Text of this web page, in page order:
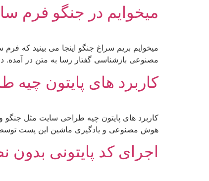
میخوایم در جنگو فرم
مصنوعی بازشناسی گفتار رسا به متن در
کاربرد های پایتون
کاربرد های پایتون چیه طراحی سایت مثل جنگو
هوش مصنوعی و یادگیری ماشین این پست
اجرای کد پایتونی بدون